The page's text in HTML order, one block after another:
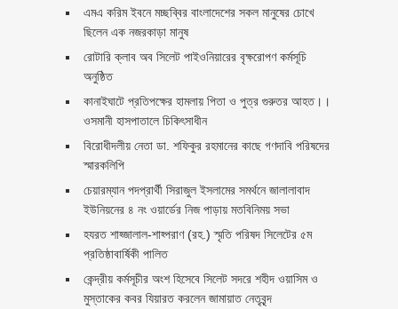
এমএ করিম ইবনে মচ্ছব্বির বাংলাদেশের সকল মানুষের চোখে
ছিলেন এক নজরকাড়া মানুষ ‎
রোটারি ক্লাব অব সিলেট পাইওনিয়ারের বৃক্ষরোপণ কর্মসূচি
অনুষ্ঠিত
কানাইঘাটে প্রতিপক্ষের হামলায় পিতা ও পুত্র গুরুতর আহত।।
ওসমানী হাসপাতালে চিকিৎসাধীন
বিরোধীদলীয় নেতা ডা. শফিকুর রহমানের কাছে গণদাবি পরিষদের
স্মারকলিপি ‎
চেয়ারম্যান পদপ্রার্থী সিরাজুল ইসলামের সমর্থনে জালালাবাদ
ইউনিয়নের ৪ নং ওয়ার্ডের নিজ পাড়ায় মতবিনিময় সভা
হযরত শাহ্জালাল-শাহ্পরাণ (রহ.) স্মৃতি পরিষদ সিলেটের ৫ম
প্রতিষ্ঠাবার্ষিকী পালিত ‎​
কেন্দ্রীয় কর্মসূচীর অংশ হিসেবে সিলেট সদরে শহীদ ওয়াসিম ও
মুস্তাকের কবর যিয়ারত করলেন জামায়াত নেতৃবৃন্দ ‎